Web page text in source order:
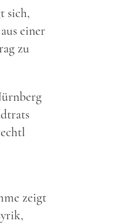
sich,
einer
zu
zeigt